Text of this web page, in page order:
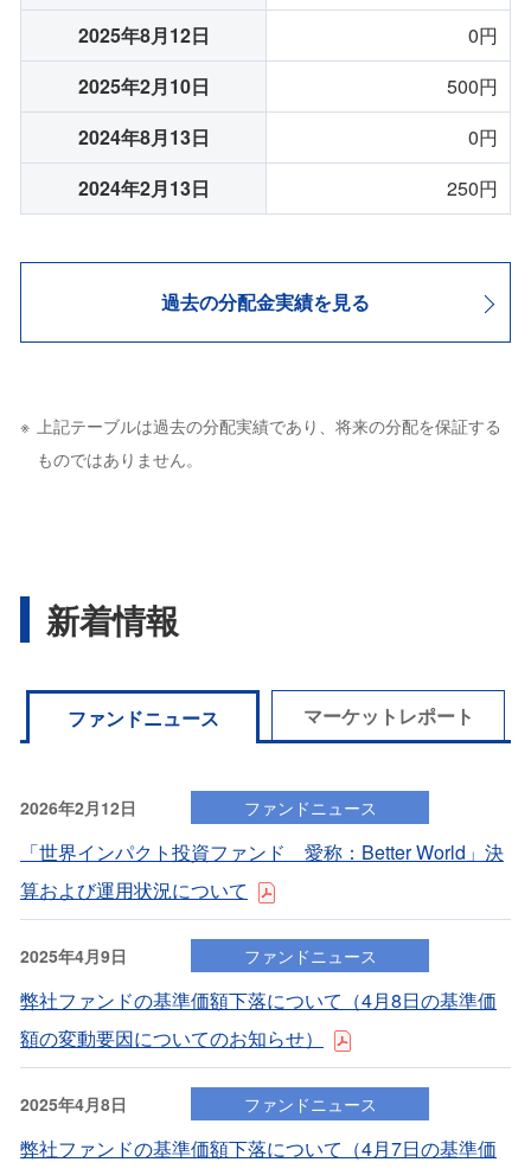
2025年8月12日
0円
2025年2月10日
500円
2024年8月13日
0円
2024年2月13日
250円
過去の分配金実績を見る
上記テーブルは過去の分配実績であり、将来の分配を保証する
ものではありません。
新着情報
ファンドニュース マーケットレポート
2026年2月12日 ファンドニュース
「世界インパクト投資ファンド 愛称：Better World」決
算および運⽤状況について
2025年4月9日 ファンドニュース
弊社ファンドの基準価額下落について（4⽉8⽇の基準価
額の変動要因についてのお知らせ）
2025年4月8日 ファンドニュース
弊社ファンドの基準価額下落について（4⽉7⽇の基準価